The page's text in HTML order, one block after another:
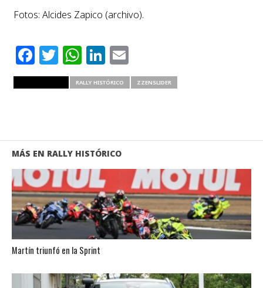
Fotos: Alcides Zapico (archivo).
Facebook
Twitter
WhatsApp
LinkedIn
Email
RALLY HISTÓRICO ZZENSLIDER
MÁS EN RALLY HISTÓRICO
Martín triunfó en la Sprint